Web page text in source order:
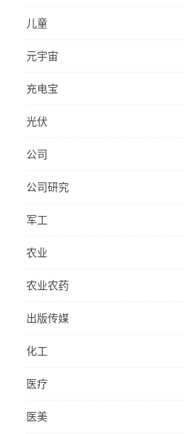
儿童
元宇宙
充电宝
光伏
公司
公司研究
军工
农业
农业农药
出版传媒
化工
医疗
医美